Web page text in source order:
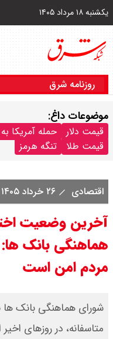
یکشنبه ۱۸ مرداد ۱۴۰۵
روزنامه شرق
موضوعات داغ:
قیمت دلار حمله آمریکا
قیمت طلا
تنگه هرمز
اقتصادی ۲۶ خرداد ۱۴۰۵
هماهنگی بانک
مردم امن است
شورای هماهنگی بانک ها
متاسفانه، در روزهای